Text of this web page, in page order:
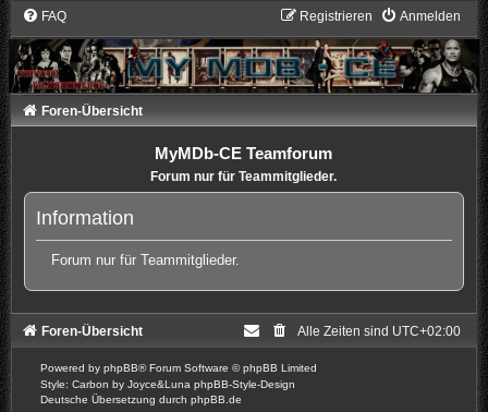
FAQ Anmelden
Registrieren
Foren-Übersicht
MyMDb-CE Teamforum
Forum nur für Teammitglieder.
Information
Forum nur für Teammitglieder.
Foren-Übersicht Alle Zeiten sind UTC+02:00
Powered by phpBB® Forum Software © phpBB Limited
Style: Carbon by Joyce&Luna phpBB-Style-Design
Deutsche Übersetzung durch phpBB.de